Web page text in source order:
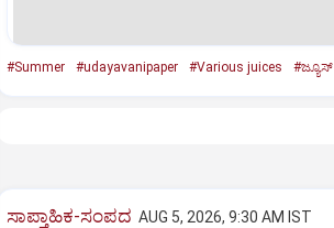
#Summer #udayavanipaper #Various juices #ಜ್ಯೂಸ್
ಸಾಪ್ತಾಹಿಕ-ಸಂಪದ AUG 5, 2026, 9:30 AM IST